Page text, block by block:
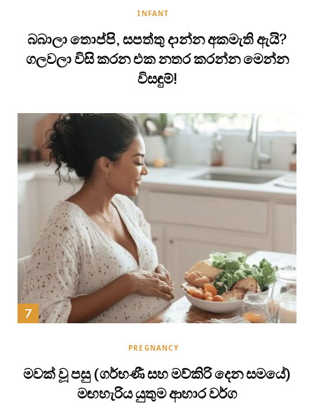
INFANT
බබාලා තොප්පි, සපත්තු දාන්න අකමැති ඇයි?
ගලවලා විසි කරන එක නතර කරන්න මෙන්න
විසඳුම්!
PREGNANCY
මවක් වූ පසු (ගර්භණී සහ මව්කිරි දෙන සමයේ)
මඟහැරිය යුතුම ආහාර වර්ග